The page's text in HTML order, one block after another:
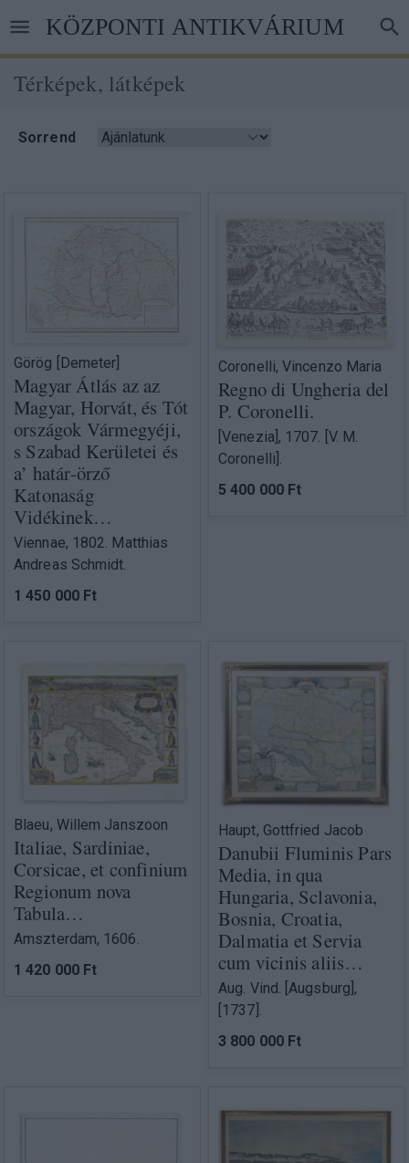
tartalomra
KÖZPONTI ANTIKVÁRIUM
Térképek, látképek
Sorrend
Görög [Demeter]
Magyar Átlás az az
Magyar, Horvát, és Tót
országok Vármegyéji,
s Szabad Kerületei és
a’ határ-örző
Katonaság
Vidékinek…
Viennae, 1802. Matthias
Andreas Schmidt.
1 450 000 Ft
Coronelli, Vincenzo Maria
Regno di Ungheria del
P. Coronelli.
[Venezia], 1707. [V. M.
Coronelli].
5 400 000 Ft
Blaeu, Willem Janszoon
Italiae, Sardiniae,
Corsicae, et confinium
Regionum nova
Tabula…
Amszterdam, 1606.
1 420 000 Ft
Haupt, Gottfried Jacob
Danubii Fluminis Pars
Media, in qua
Hungaria, Sclavonia,
Bosnia, Croatia,
Dalmatia et Servia
cum vicinis aliis…
Aug. Vind. [Augsburg],
[1737].
3 800 000 Ft